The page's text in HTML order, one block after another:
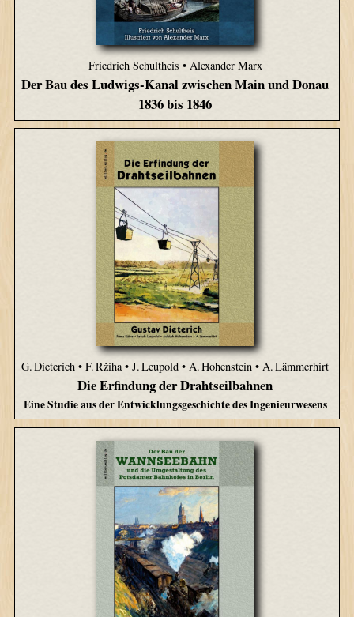
Friedrich Schultheis • Alexander Marx
Der Bau des Ludwigs-Kanal zwischen Main und Donau
1836 bis 1846
G. Dieterich • F. Ržiha • J. Leupold • A. Hohenstein • A. Lämmerhirt
Die Erfindung der Drahtseilbahnen
Eine Studie aus der Entwicklungsgeschichte des Ingenieurwesens